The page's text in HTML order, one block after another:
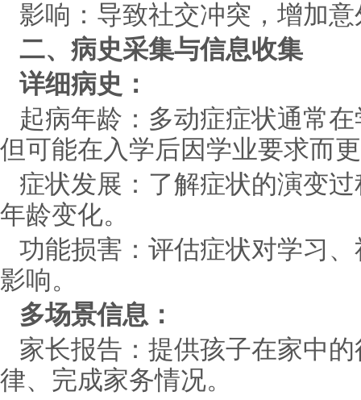
影响：导致社交冲突，增加
二、病史采集与信息收集
详细病史：
起病年龄：多动症症状通常
但可能在入学后因学业要求而
症状发展：了解症状的演变
年龄变化。
功能损害：评估症状对学习
影响。
多场景信息：
家长报告：提供孩子在家中
律、完成家务情况。